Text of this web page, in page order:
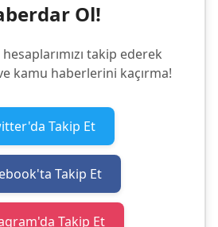
Ol!
takip ederek
kamu haberlerini kaçırma!
Takip Et
Takip Et
Takip Et